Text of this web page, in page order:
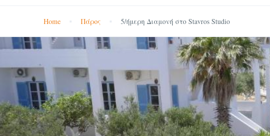
Home Πάρος 5/ήμερη Διαμονή στο Stavros Studio